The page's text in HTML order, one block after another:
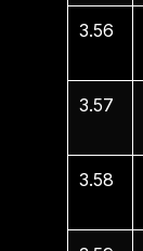
3.56
3.57
3.58